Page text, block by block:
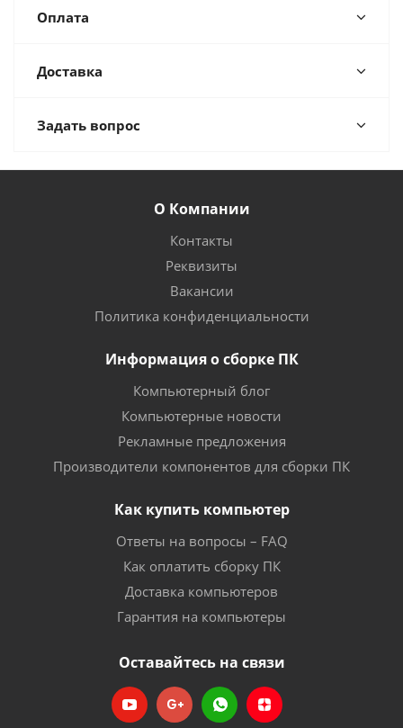
Оплата
Доставка
Задать вопрос
О Компании
Контакты
Реквизиты
Вакансии
Политика конфиденциальности
Информация о сборке ПК
Компьютерный блог
Компьютерные новости
Рекламные предложения
Производители компонентов для сборки ПК
Как купить компьютер
Ответы на вопросы – FAQ
Как оплатить сборку ПК
Доставка компьютеров
Гарантия на компьютеры
Оставайтесь на связи